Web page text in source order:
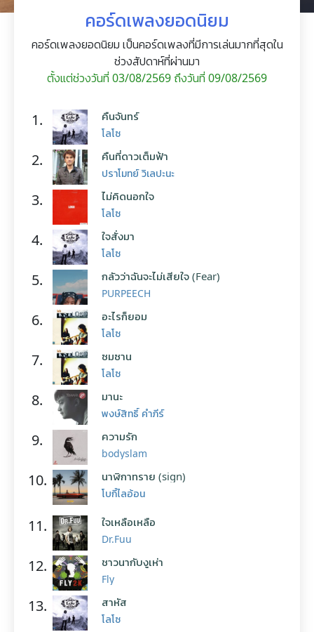
คอร์ดเพลงยอดนิยม
คอร์ดเพลงยอดนิยม เป็นคอร์ดเพลงที่มีการเล่นมากที่สุดใน
ช่วงสัปดาห์ที่ผ่านมา
ตั้งแต่ช่วงวันที่ 03/08/2569 ถึงวันที่ 09/08/2569
1. คืนจันทร์
โลโซ
2. คืนที่ดาวเต็มฟ้า
ปราโมทย์ วิเลปะนะ
3. ไม่คิดนอกใจ
โลโซ
4. ใจสั่งมา
โลโซ
5. กลัวว่าฉันจะไม่เสียใจ (Fear)
PURPEECH
6. อะไรก็ยอม
โลโซ
7. ซมซาน
โลโซ
8. มานะ
พงษ์สิทธิ์ คำภีร์
9. ความรัก
bodyslam
10. นาฬิกาทราย (sign)
โบกี้ไลอ้อน
11. ใจเหลือเหลือ
Dr.Fuu
12. ชาวนากับงูเห่า
Fly
13. สาหัส
โลโซ